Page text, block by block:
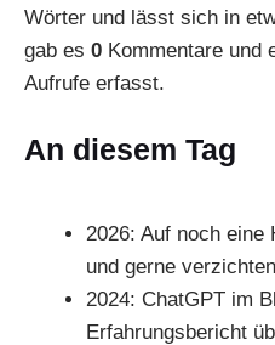
Wörter und lässt sich in
gab es 0 Kommentare und
Aufrufe erfasst.
An diesem Tag
2026: Auf noch eine
und gerne verzichten
2024: ChatGPT im
Erfahrungsbericht